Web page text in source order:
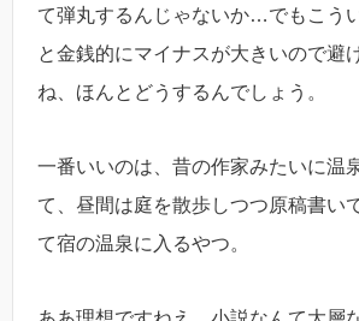
て弾丸するんじゃないか…でもこう
と金銭的にマイナスが大きいので避
ね、ほんとどうするんでしょう。
一番いいのは、昔の作家みたいに温
て、昼間は庭を散歩しつつ原稿書い
て宿の温泉に入るやつ。